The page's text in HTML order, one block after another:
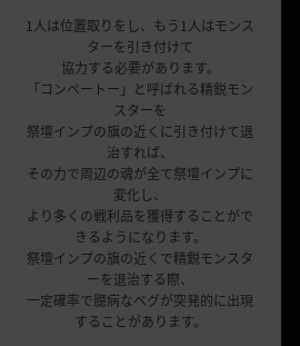
1人は位置取りをし、もう1人はモンス
ターを引き付けて
協力する必要があります。
「コンペートー」と呼ばれる精鋭モン
スターを
祭壇インプの旗の近くに引き付けて退
治すれば、
その力で周辺の魂が全て祭壇インプに
変化し、
より多くの戦利品を獲得することがで
きるようになります。
祭壇インプの旗の近くで精鋭モンスタ
ーを退治する際、
一定確率で臆病なベグが突発的に出現
することがあります。